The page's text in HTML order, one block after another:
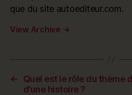
que du site autoediteur.com.
View Archive →
←
Quel est le rôle du thème
d’une histoire ?